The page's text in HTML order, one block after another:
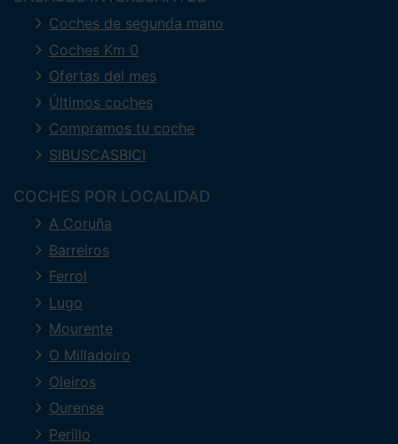
Coches de segunda mano
Coches Km 0
Ofertas del mes
Últimos coches
Compramos tu coche
SIBUSCASBICI
COCHES POR LOCALIDAD
A Coruña
Barreiros
Ferrol
Lugo
Mourente
O Milladoiro
Oleiros
Ourense
Perillo